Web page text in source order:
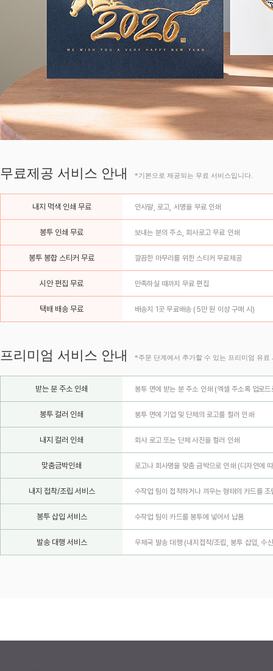
무료제공 서비스 안내 *기본으로 제공되는 무료 서비스입니다.
내지 먹색 인쇄 무료 인사말, 로고, 서명을 무료 인쇄
봉투 인쇄 무료 보내는 분의 주소, 회사로고 무료 인쇄
봉투 봉합 스티커 무료 깔끔한 마무리를 위한 스티커 무료제공
시안 편집 무료 만족하실 때까지 무료 편집
택배 배송 무료 배송지 1곳 무료배송 (5만 원 이상 구매 시)
프리미엄 서비스 안내 *주문 단계에서 추가할 수 있는 프리미엄 유료
받는 분 주소 인쇄 봉투 면에 받는 분 주소 인쇄 (엑셀 주소록 업로
봉투 컬러 인쇄 봉투 면에 기업 및 단체의 로고를 컬러 인쇄
내지 컬러 인쇄 회사 로고 또는 단체 사진을 컬러 인쇄
맞춤금박인쇄 로고나 회사명을 맞춤 금박으로 인쇄 (디자인에
내지 접착/조립 서비스 수작업 팀이 접착하거나 끼우는 형태의 카드를 조
봉투 삽입 서비스 수작업 팀이 카드를 봉투에 넣어서 납품
발송 대행 서비스 우체국 발송 대행 (내지접착/조립, 봉투 삽입, 수